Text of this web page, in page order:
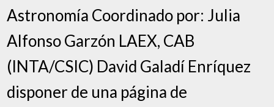
Astronomía Coordinado por: Julia
Alfonso Garzón LAEX, CAB
(INTA/CSIC) David Galadí Enríquez
disponer de una página de